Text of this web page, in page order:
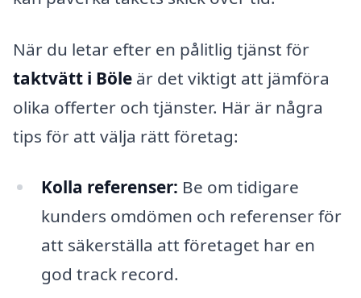
När du letar efter en pålitlig tjänst för
taktvätt i Böle är det viktigt att jämföra
olika offerter och tjänster. Här är några
tips för att välja rätt företag:
Kolla referenser: Be om tidigare
kunders omdömen och referenser för
att säkerställa att företaget har en
god track record.